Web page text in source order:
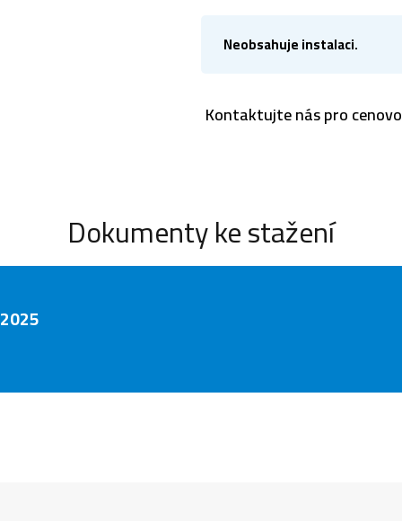
Neobsahuje instalaci.
Kontaktujte nás pro
Dokumenty ke stažení